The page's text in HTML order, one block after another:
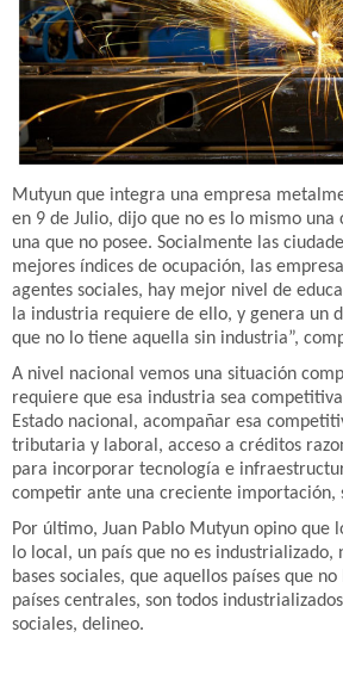
Mutyun que integra una empresa
en 9 de Julio, dijo que no es lo mismo una
una que no posee. Socialmente las
mejores índices de ocupación, las
agentes sociales, hay mejor nivel de
la industria requiere de ello, y genera un
que no lo tiene aquella sin industria”,
A nivel nacional vemos una situación
requiere que esa industria sea
Estado nacional, acompañar esa
tributaria y laboral, acceso a créditos
para incorporar tecnología e
competir ante una creciente importación,
Por último, Juan Pablo Mutyun opino que
lo local, un país que no es industrializado,
bases sociales, que aquellos países que
países centrales, son todos
sociales, delineo.